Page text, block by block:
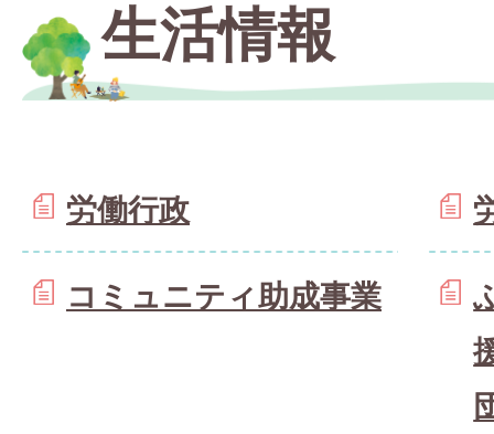
生活情報
労働行政
コミュニティ助成事業